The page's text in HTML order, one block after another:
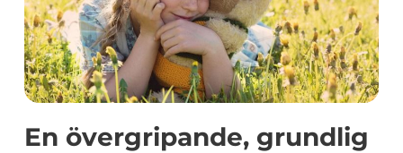
En övergripande, grundlig